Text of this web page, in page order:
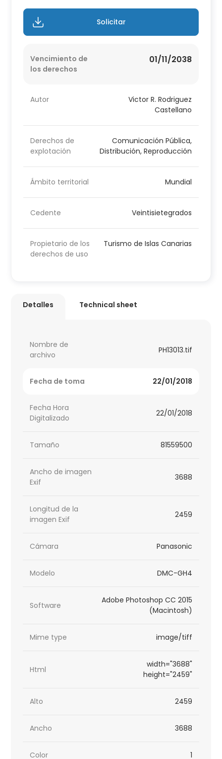
Solicitar
Vencimiento de
los derechos
01/11/2038
Autor
Victor R. Rodriguez
Castellano
Derechos de
explotación
Comunicación Pública,
Distribución, Reproducción
Ámbito territorial Mundial
Cedente Veintisietegrados
Propietario de los
derechos de uso
Turismo de Islas Canarias
Detalles Technical sheet
Nombre de
archivo
PH13013.tif
Fecha de toma 22/01/2018
Fecha Hora
Digitalizado
22/01/2018
Tamaño 81559500
Ancho de imagen
Exif
3688
Longitud de la
imagen Exif
2459
Cámara Panasonic
Modelo DMC-GH4
Software
Adobe Photoshop CC 2015
(Macintosh)
Mime type image/tiff
Html
width="3688"
height="2459"
Alto 2459
Ancho 3688
Color 1